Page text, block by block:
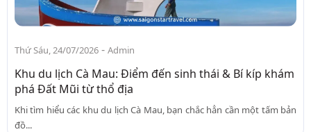
Thứ Sáu, 24/07/2026 - Admin
Khu du lịch Cà Mau: Điểm đến sinh thái & Bí kíp khám
phá Đất Mũi từ thổ địa
Khi tìm hiểu các khu du lịch Cà Mau, bạn chắc hẳn cần một tấm bản
đồ...